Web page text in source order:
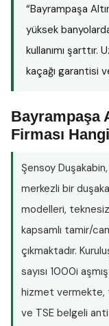
“Bayrampaşa
yüksek
kullanımı şarttır.
kaçağı garantisi
Bayrampaşa
Firması
Şensoy Duşakabin
merkezli bir
modelleri,
kapsamlı tamir/
çıkmaktadır.
sayısı 1000i
hizmet vermekte,
ve TSE belgeli